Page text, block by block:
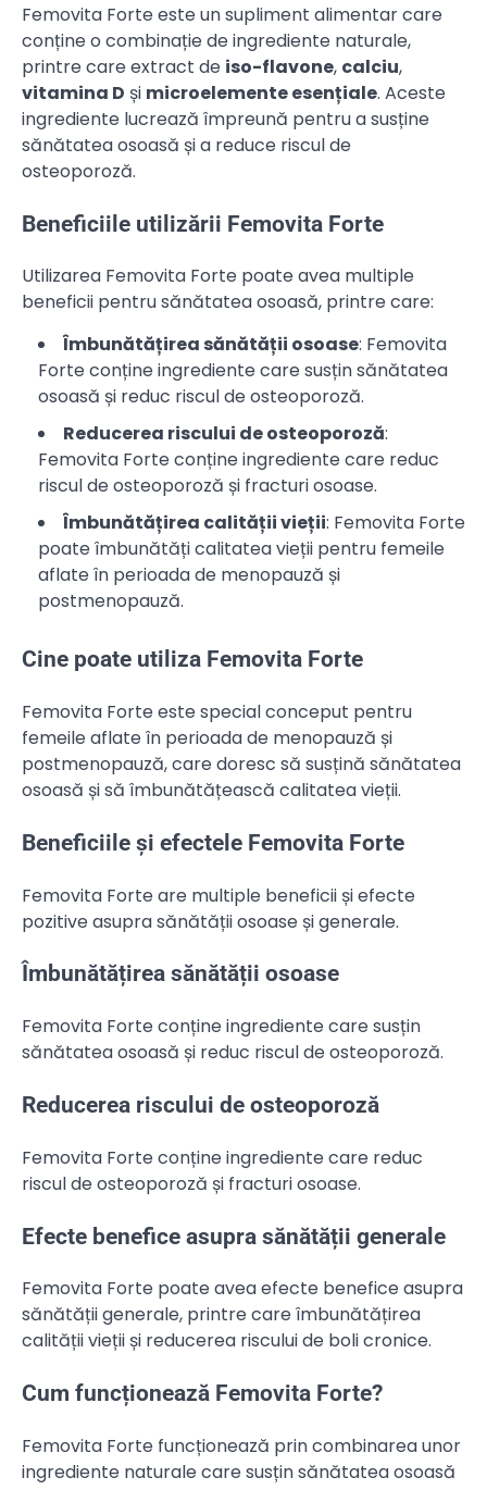
Femovita Forte este un supliment alimentar care
conține o combinație de ingrediente naturale,
printre care extract de iso-flavone, calciu,
vitamina D și microelemente esențiale. Aceste
ingrediente lucrează împreună pentru a susține
sănătatea osoasă și a reduce riscul de
osteoporoză.
Beneficiile utilizării Femovita Forte
Utilizarea Femovita Forte poate avea multiple
beneficii pentru sănătatea osoasă, printre care:
Îmbunătățirea sănătății osoase: Femovita
Forte conține ingrediente care susțin sănătatea
osoasă și reduc riscul de osteoporoză.
Reducerea riscului de osteoporoză:
Femovita Forte conține ingrediente care reduc
riscul de osteoporoză și fracturi osoase.
Îmbunătățirea calității vieții: Femovita Forte
poate îmbunătăți calitatea vieții pentru femeile
aflate în perioada de menopauză și
postmenopauză.
Cine poate utiliza Femovita Forte
Femovita Forte este special conceput pentru
femeile aflate în perioada de menopauză și
postmenopauză, care doresc să susțină sănătatea
osoasă și să îmbunătățească calitatea vieții.
Beneficiile și efectele Femovita Forte
Femovita Forte are multiple beneficii și efecte
pozitive asupra sănătății osoase și generale.
Îmbunătățirea sănătății osoase
Femovita Forte conține ingrediente care susțin
sănătatea osoasă și reduc riscul de osteoporoză.
Reducerea riscului de osteoporoză
Femovita Forte conține ingrediente care reduc
riscul de osteoporoză și fracturi osoase.
Efecte benefice asupra sănătății generale
Femovita Forte poate avea efecte benefice asupra
sănătății generale, printre care îmbunătățirea
calității vieții și reducerea riscului de boli cronice.
Cum funcționează Femovita Forte?
Femovita Forte funcționează prin combinarea unor
ingrediente naturale care susțin sănătatea osoasă